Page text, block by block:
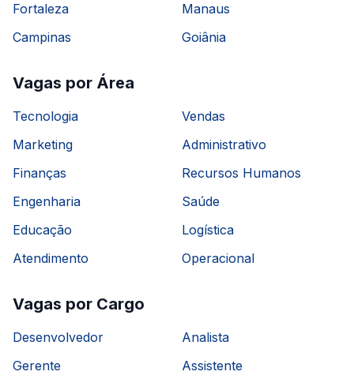
Fortaleza
Manaus
Campinas
Goiânia
Vagas por Área
Tecnologia
Vendas
Marketing
Administrativo
Finanças
Recursos Humanos
Engenharia
Saúde
Educação
Logística
Atendimento
Operacional
Vagas por Cargo
Desenvolvedor
Analista
Gerente
Assistente